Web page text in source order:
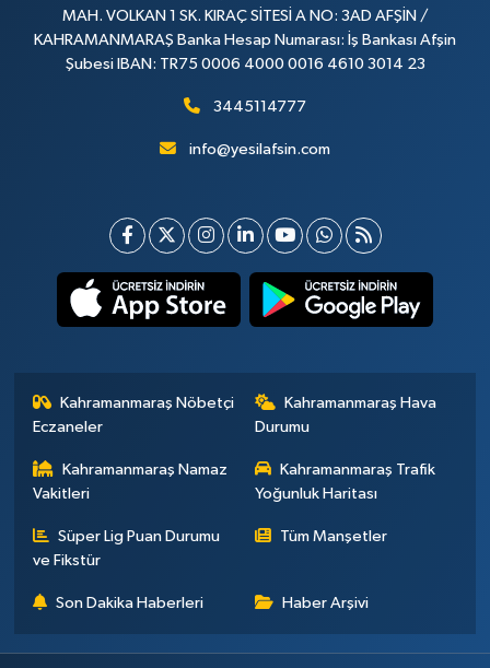
MAH. VOLKAN 1 SK. KIRAÇ SİTESİ A NO: 3AD AFŞİN /
KAHRAMANMARAŞ Banka Hesap Numarası: İş Bankası Afşin
Şubesi IBAN: TR75 0006 4000 0016 4610 3014 23
3445114777
info@yesilafsin.com
Kahramanmaraş Nöbetçi
Eczaneler
Kahramanmaraş Hava
Durumu
Kahramanmaraş Namaz
Vakitleri
Kahramanmaraş Trafik
Yoğunluk Haritası
Süper Lig Puan Durumu
ve Fikstür
Tüm Manşetler
Son Dakika Haberleri Haber Arşivi